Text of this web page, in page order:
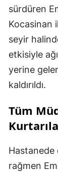
sürdüren
Kocasinan
seyir
etkisiyle
yerine
kaldırıldı.
Tüm
Hastanede
rağmen